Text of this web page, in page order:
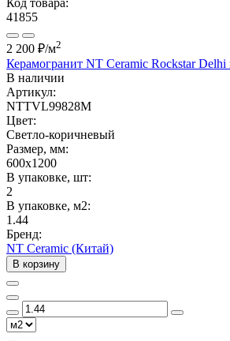
41855
2 200 ₽/м2
Керамогранит NT Ceramic Rockstar Delhi
В наличии
Артикул:
NTTVL99828M
Цвет:
Светло-коричневый
Размер, мм:
600x1200
В упаковке, шт:
2
В упаковке, м2:
1.44
Бренд:
NT Ceramic (Китай)
В корзину